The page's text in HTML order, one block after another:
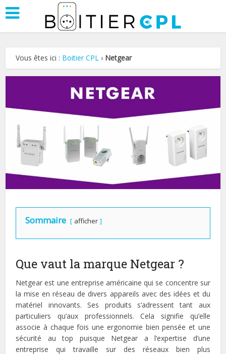
Vous êtes ici : Boitier CPL › Netgear
Sommaire afficher
Que vaut la marque Netgear ?
Netgear est une entreprise américaine qui se concentre sur
la mise en réseau de divers appareils avec des idées et du
matériel innovants. Ses produits s’adressent tant aux
particuliers qu’aux professionnels. Cela signifie qu’elle
associe à chaque fois une ergonomie bien pensée et une
sécurité au top puisque Netgear a l’expertise d’une
entreprise qui travaille sur des réseaux bien plus